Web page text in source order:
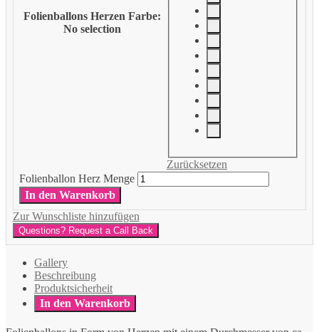
Folienballons Herzen Farbe:
No selection
Zurücksetzen
Folienballon Herz Menge
In den Warenkorb
Zur Wunschliste hinzufügen
Questions? Request a Call Back
Gallery
Beschreibung
Produktsicherheit
In den Warenkorb